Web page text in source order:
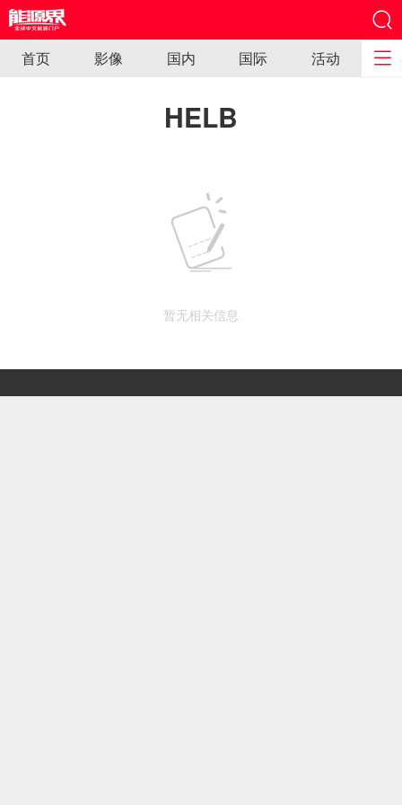
首页 影像 国内 国际 活动
HELB
暂无相关信息